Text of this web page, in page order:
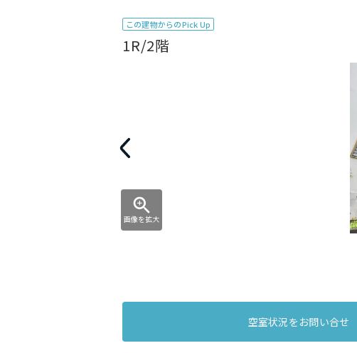
この建物からのPick Up
1R/2階
画像を拡大
空室状況をお問い合せ